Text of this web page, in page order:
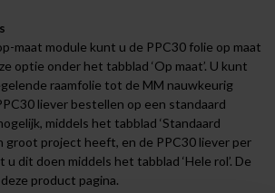
maat module kunt u de PPC30 folie op maat
optie onder het tabblad ‘Op maat’. U kunt
raamfolie tot de MM nauwkeurig
liever bestellen op een standaard
middels het tabblad ‘Standaard
groot project heeft, en de PPC30 liever per
dit doen middels het tabblad ‘Hele rol’. De
product pagina.